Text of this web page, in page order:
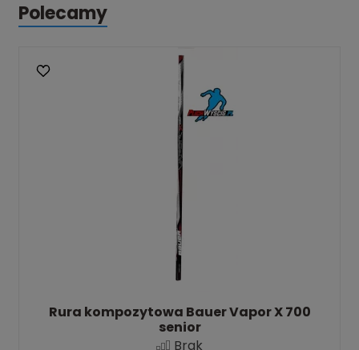
Polecamy
Rura kompozytowa Bauer Vapor X 700
senior
Brak